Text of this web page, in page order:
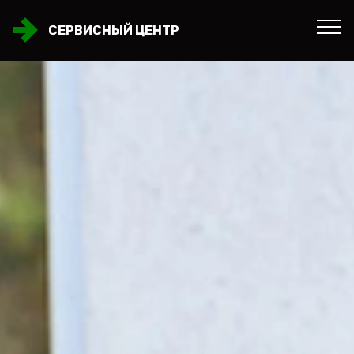
СЕРВИСНЫЙ ЦЕНТР